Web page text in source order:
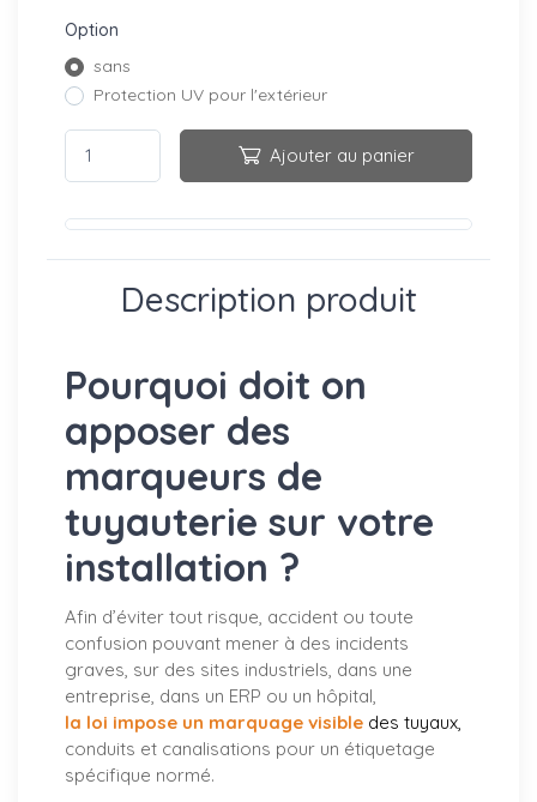
Option
sans
Protection UV pour l'extérieur
Ajouter au panier
Description produit
Pourquoi doit on
apposer des
marqueurs de
tuyauterie sur votre
installation ?
Afin d’éviter tout risque, accident ou toute
confusion pouvant mener à des incidents
graves, sur des sites industriels, dans une
entreprise, dans un ERP ou un hôpital,
la loi impose un marquage visible des tuyaux,
conduits et canalisations pour un étiquetage
spécifique normé.